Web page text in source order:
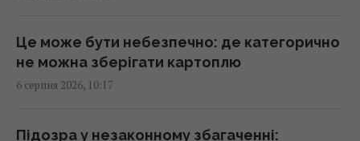
загадкові явища на поверхні Сонця
10:09 четвер, 06 серпня 2026
Це може бути небезпечно: де категорично
не можна зберігати картоплю
6 серпня 2026, 10:17
Підозра у незаконному збагаченні: